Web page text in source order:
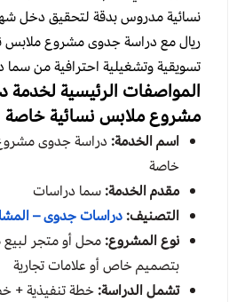
ريال مع دراسة جدوى مشروع ملابس
تسويقية وتشغيلية احترافية من سما
المواصفات الرئيسية لخدمة
مشروع ملابس نسائية خاصة
اسم الخدمة:دراسة جدوى مشروع
خاصة
مقدم الخدمة:سما دراسات
التصنيف:دراسات جدوى –
نوع المشروع:محل أو متجر لبيع
بتصميم خاص أو علامات تجارية
تشمل الدراسة:خطة تنفيذية +